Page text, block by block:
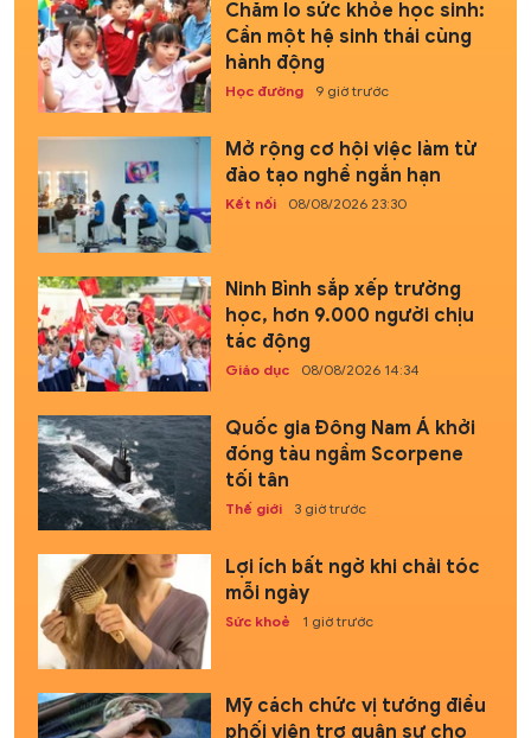
Chăm lo sức khỏe học sinh:
Cần một hệ sinh thái cùng
hành động
Học đường 9 giờ trước
Mở rộng cơ hội việc làm từ
đào tạo nghề ngắn hạn
Kết nối 08/08/2026 23:30
Ninh Bình sắp xếp trường
học, hơn 9.000 người chịu
tác động
Giáo dục 08/08/2026 14:34
Quốc gia Đông Nam Á khởi
đóng tàu ngầm Scorpene
tối tân
Thế giới 3 giờ trước
Lợi ích bất ngờ khi chải tóc
mỗi ngày
Sức khoẻ 1 giờ trước
Mỹ cách chức vị tướng điều
phối viện trợ quân sự cho